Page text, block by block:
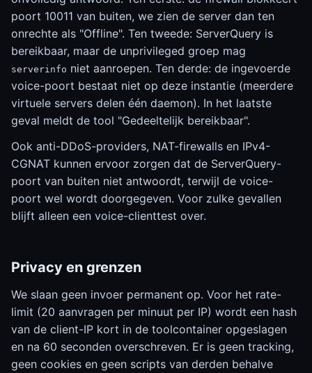
poort 10011 van buiten, we zien de server dan ten
onrechte als "Offline". Ten tweede: ServerQuery is
bereikbaar, maar de unprivileged groep mag
serverinfo niet aanroepen. Ten derde: de ingevoerde
voice-poort bestaat niet op deze instantie (meerdere
virtuele servers delen één daemon). In het laatste
geval meldt de tool "Gedeeltelijk bereikbaar".
Ook anti-DDoS-providers, NAT-firewalls en IPv4-
CGNAT kunnen ervoor zorgen dat de ServerQuery-
poort van buiten niet antwoordt, terwijl de voice-
poort wel wordt doorgegeven. Voor zulke gevallen
blijft alleen een voice-clienttest over.
Privacy en grenzen
We slaan geen invoer permanent op. Voor het rate-
limit (20 aanvragen per minuut per IP) wordt een hash
van de client-IP kort in de toolcontainer opgeslagen
en na 60 seconden overschreven. Er is geen tracking,
geen cookies en geen scripts van derden behalve